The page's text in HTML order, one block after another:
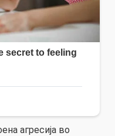
агресија во